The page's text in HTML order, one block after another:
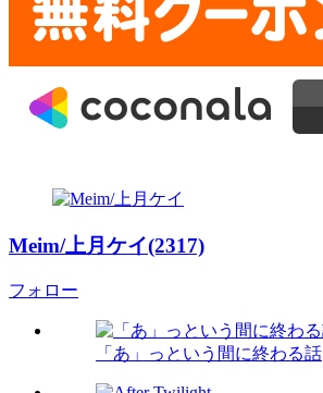
Meim/上月ケイ(2317)
フォロー
「あ」っという間に終わる話